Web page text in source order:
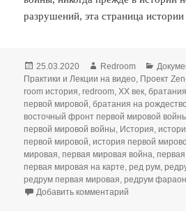
разрушений, эта страница истории
Опубликовано
25.03.2020 Автор
Redroom
Практики и Лекции на видео, Проект
room история,redroom,XX век,братания
первой мировой,братания на рождество
восточный фронт первой мировой
первой мировой войны, История,
первой мировой,история первой
мировая,первая мировая война,
первая мировая на карте,ред рум,
редрум первая мировая,редрум фараон
Добавить комментарий